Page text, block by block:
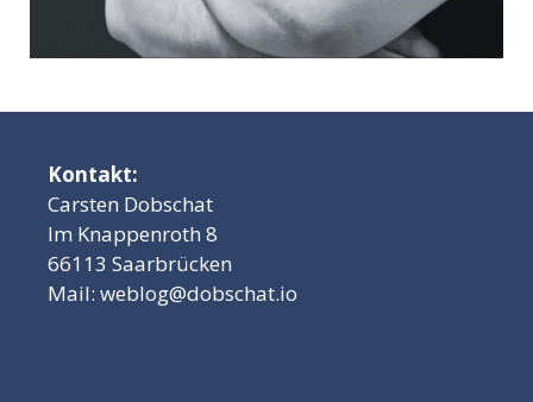
Kontakt:
Carsten Dobschat
Im Knappenroth 8
66113 Saarbrücken
Mail: weblog@dobschat.io